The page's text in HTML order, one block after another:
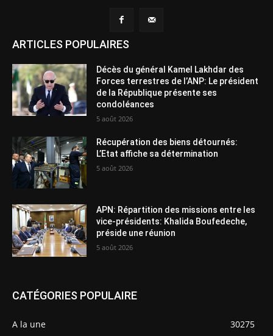
ARTICLES POPULAIRES
Décès du général Kamel Lakhdar des
Forces terrestres de l’ANP: Le président
de la République présente ses
condoléances
5 août 2026
Récupération des biens détournés:
L’Etat affiche sa détermination
5 août 2026
APN: Répartition des missions entre les
vice-présidents: Khalida Boufedeche,
préside une réunion
5 août 2026
CATÉGORIES POPULAIRE
A la une
30275